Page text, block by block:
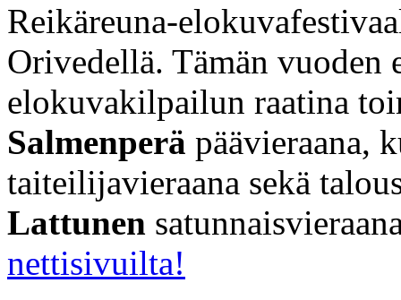
Reikäreuna-
Orivedellä. Tämän vuoden
elokuvakilpailun raatina
Salmenperä päävieraana,
taiteilijavieraana sekä
Lattunen
nettisivuilta!